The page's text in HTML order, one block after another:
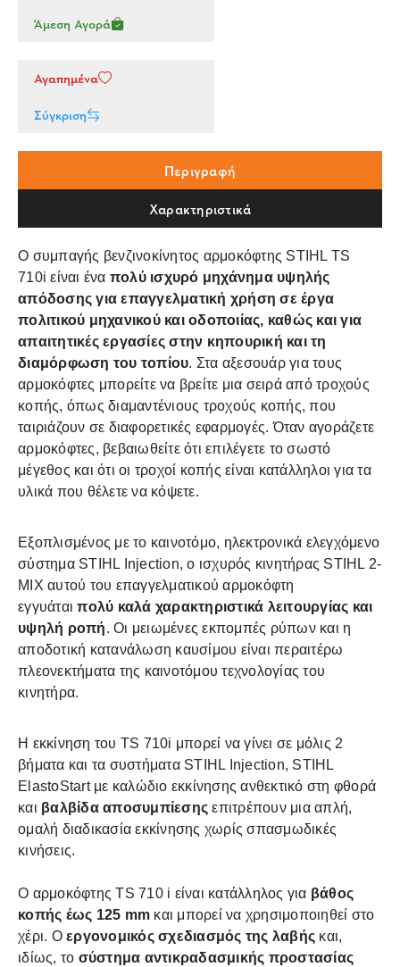
Άμεση Αγορά
Αγαπημένα
Σύγκριση
Περιγραφή
Χαρακτηριστικά
Ο συμπαγής βενζινοκίνητος αρμοκόφτης STIHL TS
710i είναι ένα πολύ ισχυρό μηχάνημα υψηλής
απόδοσης για επαγγελματική χρήση σε έργα
πολιτικού μηχανικού και οδοποιίας, καθώς και για
απαιτητικές εργασίες στην κηπουρική και τη
διαμόρφωση του τοπίου. Στα αξεσουάρ για τους
αρμοκόφτες μπορείτε να βρείτε μια σειρά από τροχούς
κοπής, όπως διαμαντένιους τροχούς κοπής, που
ταιριάζουν σε διαφορετικές εφαρμογές. Όταν αγοράζετε
αρμοκόφτες, βεβαιωθείτε ότι επιλέγετε το σωστό
μέγεθος και ότι οι τροχοί κοπής είναι κατάλληλοι για τα
υλικά που θέλετε να κόψετε.
Εξοπλισμένος με το καινοτόμο, ηλεκτρονικά ελεγχόμενο
σύστημα STIHL Injection, ο ισχυρός κινητήρας STIHL 2-
MIX αυτού του επαγγελματικού αρμοκόφτη
εγγυάται πολύ καλά χαρακτηριστικά λειτουργίας και
υψηλή ροπή. Οι μειωμένες εκπομπές ρύπων και η
αποδοτική κατανάλωση καυσίμου είναι περαιτέρω
πλεονεκτήματα της καινοτόμου τεχνολογίας του
κινητήρα.
Η εκκίνηση του TS 710i μπορεί να γίνει σε μόλις 2
βήματα και τα συστήματα STIHL Injection, STIHL
ElastoStart με καλώδιο εκκίνησης ανθεκτικό στη φθορά
και βαλβίδα αποσυμπίεσης επιτρέπουν μια απλή,
ομαλή διαδικασία εκκίνησης χωρίς σπασμωδικές
κινήσεις.
Ο αρμοκόφτης TS 710 i είναι κατάλληλος για βάθος
κοπής έως 125 mm και μπορεί να χρησιμοποιηθεί στο
χέρι. Ο εργονομικός σχεδιασμός της λαβής και,
ιδίως, το σύστημα αντικραδασμικής προστασίας